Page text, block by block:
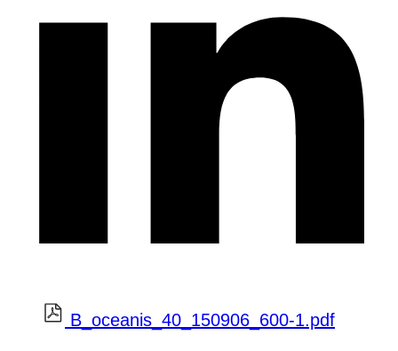
B_oceanis_40_150906_600-1.pdf